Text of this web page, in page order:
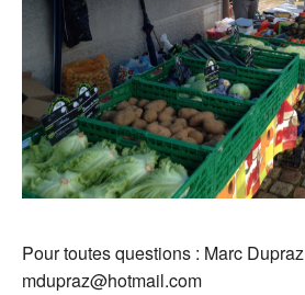
Pour toutes questions : Marc Dupraz
mdupraz@hotmail.com